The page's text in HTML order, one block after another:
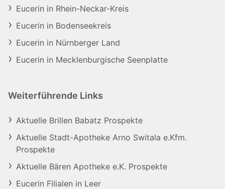
Eucerin in Rhein-Neckar-Kreis
Eucerin in Bodenseekreis
Eucerin in Nürnberger Land
Eucerin in Mecklenburgische Seenplatte
Weiterführende Links
Aktuelle Brillen Babatz Prospekte
Aktuelle Stadt-Apotheke Arno Switala e.Kfm.
Prospekte
Aktuelle Bären Apotheke e.K. Prospekte
Eucerin Filialen in Leer